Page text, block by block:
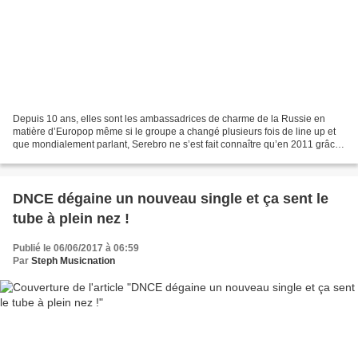
Depuis 10 ans, elles sont les ambassadrices de charme de la Russie en
matière d’Europop même si le groupe a changé plusieurs fois de line up et
que mondialement parlant, Serebro ne s’est fait connaître qu’en 2011 grâce
DNCE dégaine un nouveau single et ça sent le
tube à plein nez !
Publié le 06/06/2017 à 06:59
Par Steph Musicnation